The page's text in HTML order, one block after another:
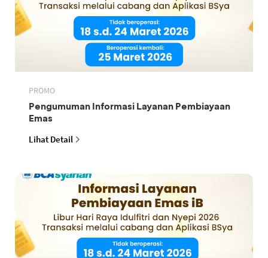
PROMO
Pengumuman Informasi Layanan Pembiayaan
Emas
Lihat Detail